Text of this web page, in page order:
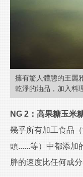
擁有驚人體態的王麗
乾淨的油品，加入料
NG 2：高果糖玉米
幾乎所有加工食品
頭......等）中都添加
胖的速度比任何成